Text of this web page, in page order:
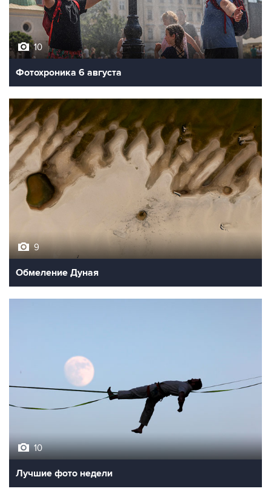
10
Фотохроника 6 августа
9
Обмеление Дуная
10
Лучшие фото недели